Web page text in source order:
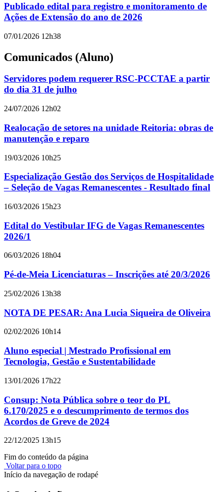
Publicado edital para registro e monitoramento de
Ações de Extensão do ano de 2026
07/01/2026 12h38
Comunicados (Aluno)
Servidores podem requerer RSC-PCCTAE a partir
do dia 31 de julho
24/07/2026 12h02
Realocação de setores na unidade Reitoria: obras de
manutenção e reparo
19/03/2026 10h25
Especialização Gestão dos Serviços de Hospitalidade
– Seleção de Vagas Remanescentes - Resultado final
16/03/2026 15h23
Edital do Vestibular IFG de Vagas Remanescentes
2026/1
06/03/2026 18h04
Pé-de-Meia Licenciaturas – Inscrições até 20/3/2026
25/02/2026 13h38
NOTA DE PESAR: Ana Lucia Siqueira de Oliveira
02/02/2026 10h14
Aluno especial | Mestrado Profissional em
Tecnologia, Gestão e Sustentabilidade
13/01/2026 17h22
Consup: Nota Pública sobre o teor do PL
6.170/2025 e o descumprimento de termos dos
Acordos de Greve de 2024
22/12/2025 13h15
Fim do conteúdo da página
Voltar para o topo
Início da navegação de rodapé